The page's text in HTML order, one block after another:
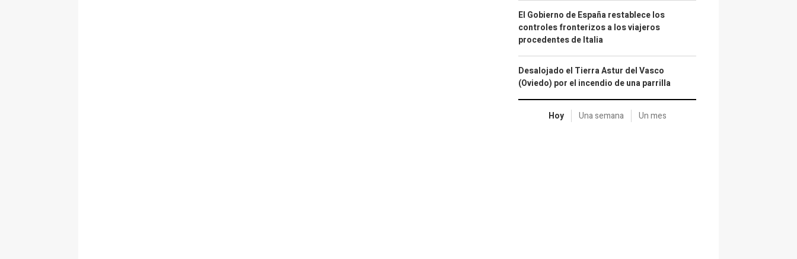
El Gobierno de España restablece los
controles fronterizos a los viajeros
procedentes de Italia
Desalojado el Tierra Astur del Vasco
(Oviedo) por el incendio de una parrilla
Hoy Una semana Un mes